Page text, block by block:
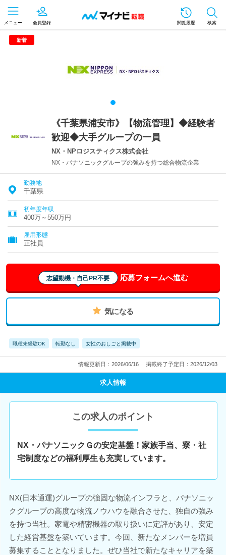
メニュー 会員登録 閲覧履歴 検索
新着
《千葉県浦安市》【物流管理】◆経験者
歓迎◆大手グループの一員
NX・NPロジスティクス株式会社
NX・パナソニックグループの強みを持つ総合物流企業
勤務地
千葉県
初年度年収
400万～550万円
雇用形態
正社員
志望動機・自己PR不要 応募フォームへ進む
気になる
職種未経験OK 転勤なし 女性のおしごと掲載中
情報更新日：2026/06/16 掲載終了予定日：2026/12/03
求人情報
この求人のポイント
NX・パナソニックＧの安定基盤！家族手当、寮・社
宅制度などの福利厚生も充実しています。
NX(日本通運)グループの強固な物流インフラと、パナソニッ
クグループの高度な物流ノウハウを融合させた、独自の強み
を持つ当社。家電や精密機器の取り扱いに定評があり、安定
した経営基盤を築いています。今回、新たなメンバーを増員
募集することとなりました。ぜひ当社で新たなキャリアを築